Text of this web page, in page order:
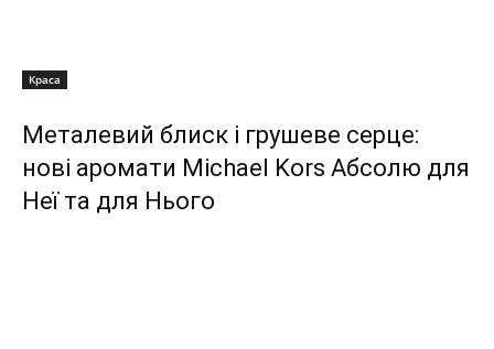
Краса
Металевий блиск і грушеве серце:
нові аромати Michael Kors Абсолю для
Неї та для Нього